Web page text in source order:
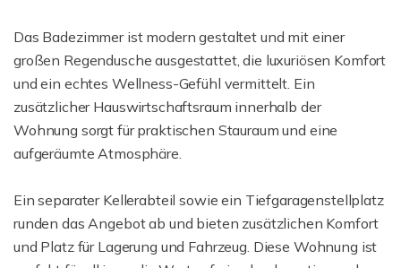
Das Badezimmer ist modern gestaltet und mit einer
großen Regendusche ausgestattet, die luxuriösen Komfort
und ein echtes Wellness-Gefühl vermittelt. Ein
zusätzlicher Hauswirtschaftsraum innerhalb der
Wohnung sorgt für praktischen Stauraum und eine
aufgeräumte Atmosphäre.
Ein separater Kellerabteil sowie ein Tiefgaragenstellplatz
runden das Angebot ab und bieten zusätzlichen Komfort
und Platz für Lagerung und Fahrzeug. Diese Wohnung ist